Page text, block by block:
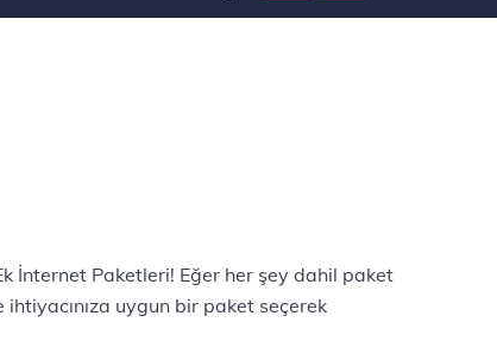
İnternet Paketleri! Eğer her şey dahil paket
ihtiyacınıza uygun bir paket seçerek